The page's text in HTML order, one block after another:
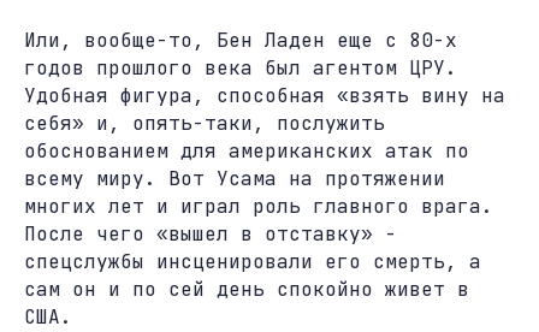
Или, вообще-то, Бен Ладен еще с 80-х
годов прошлого века был агентом ЦРУ.
Удобная фигура, способная «взять вину на
себя» и, опять-таки, послужить
обоснованием для американских атак по
всему миру. Вот Усама на протяжении
многих лет и играл роль главного врага.
После чего «вышел в отставку» -
спецслужбы инсценировали его смерть, а
сам он и по сей день спокойно живет в
США.